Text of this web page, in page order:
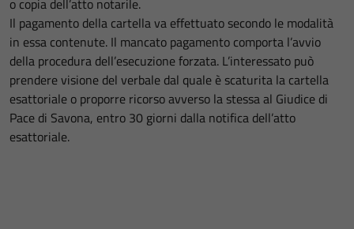
o copia dell’atto notarile.
Il pagamento della cartella va effettuato secondo le modalità
in essa contenute. Il mancato pagamento comporta l’avvio
della procedura dell’esecuzione forzata. L’interessato può
prendere visione del verbale dal quale è scaturita la cartella
esattoriale o proporre ricorso avverso la stessa al Giudice di
Pace di Savona, entro 30 giorni dalla notifica dell’atto
esattoriale.